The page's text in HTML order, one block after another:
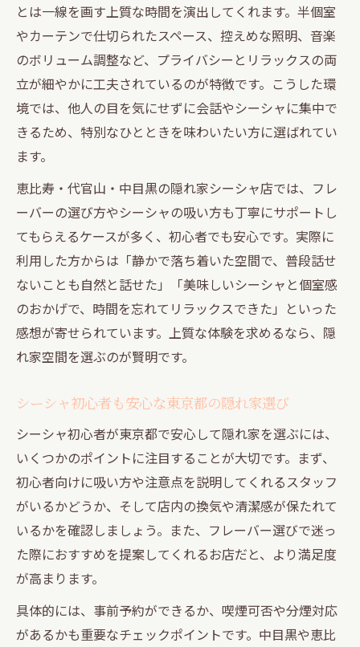
会話が弾む中目黒の隠れ家シーシャ活用法
個室感ある空間で大人のシーシャ時間を満
喫
美味しいシーシャに出会える場所選びのヒント
を解説
雰囲気重視で選ぶシーシャスポットの見極
め方
会話がしやすい美味しいシーシャ店の条件
東京都で評判のシーシャ隠れ家選び方ガイ
ド
シーシャ初心者向け隠れ家スポット活用の
落ち着いた空間で会話が弾む東京都内のシーシ
ャ体験
落ち着いた隠れ家でシーシャを満喫する方
法
会話が深まる東京都内の美味しいシーシャ
体験
静かな空間で楽しむ大人のシーシャの魅力
シーシャと空間が距離感を自然に縮める理
由
東京都の隠れ家シーシャでリラックスする
とは一線を画す上質な時間を演出してくれます。半個室
やカーテンで仕切られたスペース、控えめな照明、音楽
のボリューム調整など、プライバシーとリラックスの両
立が細やかに工夫されているのが特徴です。こうした環
境では、他人の目を気にせずに会話やシーシャに集中で
きるため、特別なひとときを味わいたい方に選ばれてい
ます。
恵比寿・代官山・中目黒の隠れ家シーシャ店では、フレ
ーバーの選び方やシーシャの吸い方も丁寧にサポートし
てもらえるケースが多く、初心者でも安心です。実際に
利用した方からは「静かで落ち着いた空間で、普段話せ
ないことも自然と話せた」「美味しいシーシャと個室感
のおかげで、時間を忘れてリラックスできた」といった
感想が寄せられています。上質な体験を求めるなら、隠
れ家空間を選ぶのが賢明です。
シーシャ初心者も安心な東京都の隠れ家選び
シーシャ初心者が東京都で安心して隠れ家を選ぶには、
いくつかのポイントに注目することが大切です。まず、
初心者向けに吸い方や注意点を説明してくれるスタッフ
がいるかどうか、そして店内の換気や清潔感が保たれて
いるかを確認しましょう。また、フレーバー選びで迷っ
た際におすすめを提案してくれるお店だと、より満足度
が高まります。
具体的には、事前予約ができるか、喫煙可否や分煙対応
があるかも重要なチェックポイントです。中目黒や恵比